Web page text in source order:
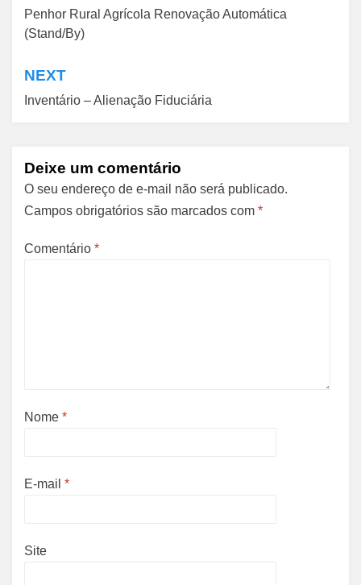
de
Post
Penhor Rural Agrícola Renovação Automática
(Stand/By)
NEXT
Inventário – Alienação Fiduciária
Deixe um comentário
O seu endereço de e-mail não será publicado.
Campos obrigatórios são marcados com *
Comentário *
Nome *
E-mail *
Site